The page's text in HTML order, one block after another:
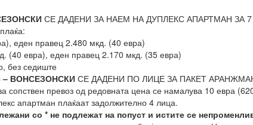
СЕ ДАДЕНИ ЗА НАЕМ НА ДУПЛЕКС АПАРТМАН ЗА 7
еден правец 2.480 мкд. (40 евра)
(40 евра), еден правец 2.170 мкд. (35 евра)
без седиште
– ВОНСЕЗОНСКИСЕ ДАДЕНИ ПО ЛИЦЕ ЗА ПАКЕТ
сопствен превоз од редовната цена се намалува 10 евра
апартман плаќаат задолжително 4 лица.
со * не подлежат на попуст и истите се